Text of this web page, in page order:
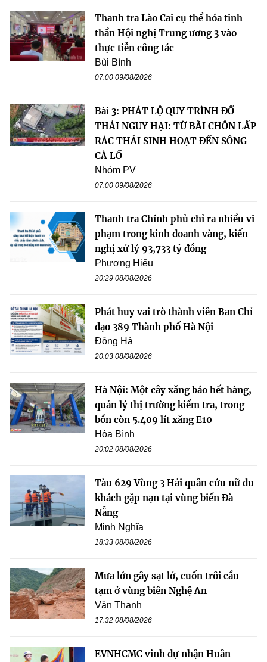
Thanh tra Lào Cai cụ thể hóa tinh
thần Hội nghị Trung ương 3 vào
thực tiễn công tác
Bùi Bình
07:00 09/08/2026
Bài 3: PHÁT LỘ QUY TRÌNH ĐỔ
THẢI NGUY HẠI: TỪ BÃI CHÔN LẤP
RÁC THẢI SINH HOẠT ĐẾN SÔNG
CÀ LỒ
Nhóm PV
07:00 09/08/2026
Thanh tra Chính phủ chỉ ra nhiều vi
phạm trong kinh doanh vàng, kiến
nghị xử lý 93,733 tỷ đồng
Phương Hiếu
20:29 08/08/2026
Phát huy vai trò thành viên Ban Chỉ
đạo 389 Thành phố Hà Nội
Đông Hà
20:03 08/08/2026
Hà Nội: Một cây xăng báo hết hàng,
quản lý thị trường kiểm tra, trong
bồn còn 5.409 lít xăng E10
Hòa Bình
20:02 08/08/2026
Tàu 629 Vùng 3 Hải quân cứu nữ du
khách gặp nạn tại vùng biển Đà
Nẵng
Minh Nghĩa
18:33 08/08/2026
Mưa lớn gây sạt lở, cuốn trôi cầu
tạm ở vùng biên Nghệ An
Văn Thanh
17:32 08/08/2026
EVNHCMC vinh dự nhận Huân